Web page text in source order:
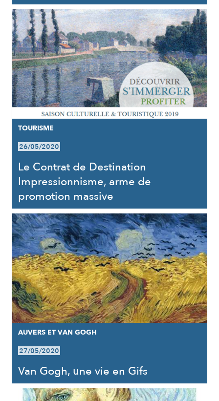
TOURISME
26/05/2020
Le Contrat de Destination
Impressionnisme, arme de
promotion massive
AUVERS ET VAN GOGH
27/05/2020
Van Gogh, une vie en Gifs